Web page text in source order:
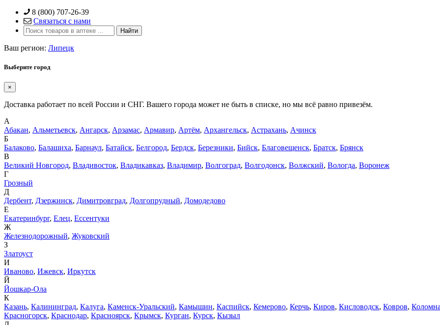
Skip
content
8 (800) 707-26-39
Связаться с нами
Ваш регион: Липецк
Выберите город
×
Доставка работает по всей России и СНГ. Вашего города может не быть в списке, но мы всё равно привезём.
А
Абакан, Альметьевск, Ангарск, Арзамас, Армавир, Артём, Архангельск, Астрахань, Ачинск
Б
Балаково, Балашиха, Барнаул, Батайск, Белгород, Бердск, Березники, Бийск, Благовещенск, Братск, Брянск
В
Великий Новгород, Владивосток, Владикавказ, Владимир, Волгоград, Волгодонск, Волжский, Вологда, Воронеж
Г
Грозный
Д
Дербент, Дзержинск, Димитровград, Долгопрудный, Домодедово
Е
Екатеринбург, Елец, Ессентуки
Ж
Железнодорожный, Жуковский
З
Златоуст
И
Иваново, Ижевск, Иркутск
Й
Йошкар-Ола
К
Казань, Калининград, Калуга, Каменск-Уральский, Камышин, Каспийск, Кемерово, Керчь, Киров, Кисловодск, Ковров, Коломна
Красногорск, Краснодар, Красноярск, Крымск, Курган, Курск, Кызыл